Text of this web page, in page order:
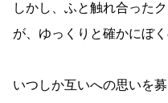
しかし、ふと触れ合った
が、ゆっくりと確かにぼ
いつしか互いへの思いを